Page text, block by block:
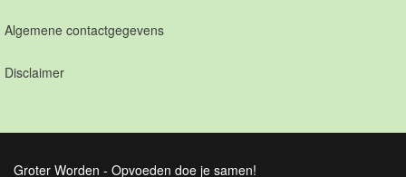
Algemene contactgegevens
Disclaimer
Groter Worden - Opvoeden doe je samen!